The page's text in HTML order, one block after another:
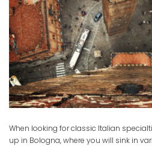
When looking for classic Italian
up in Bologna, where you will sink in